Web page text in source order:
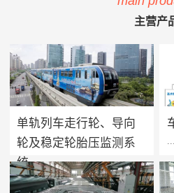
主营产
单轨列车走行轮、导向
轮及稳定轮胎压监测系
统
...
单轨列车胎压监测系统用于实